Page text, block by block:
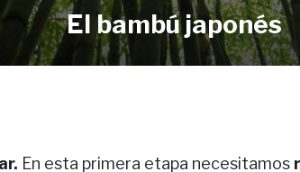
El bambú japonés
En esta primera etapa necesitamos